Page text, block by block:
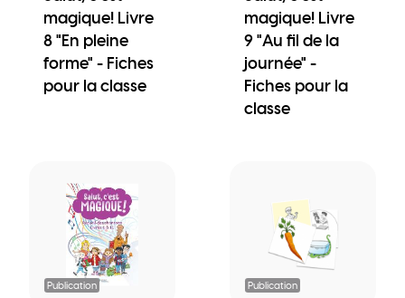
magique! Livre
8 "En pleine
forme" - Fiches
pour la classe
magique! Livre
9 "Au fil de la
journée" -
Fiches pour la
classe
Publication Publication